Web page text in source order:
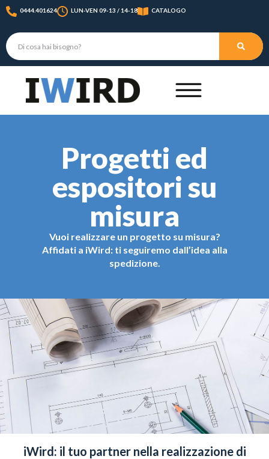
0444.401624 LUN-VEN 09-13 / 14-18 CATALOGO
Progetti ed
espositori su
misura
Vuoi realizzare un progetto su misura?
Affidati a iWird: ti seguiremo dall’idea alla
spedizione.
iWird: il tuo partner nella realizzazione di